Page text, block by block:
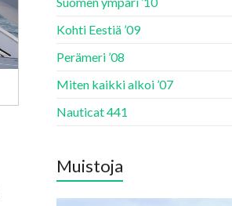
Kohti Eestiä ’09
Perämeri ’08
Miten kaikki alkoi ’07
Nauticat 441
Muistoja